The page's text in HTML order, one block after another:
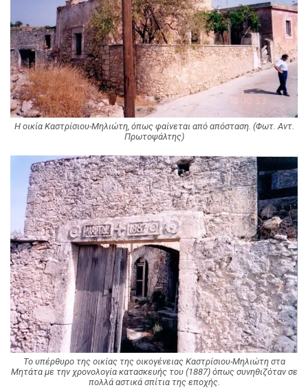
Η οικία Καστρίσιου-Μηλιώτη, όπως φαίνεται από απόσταση. (Φωτ. Αντ.
Πρωτοψάλτης)
Το υπέρθυρο της οικίας της οικογένειας Καστρίσιου-Μηλιώτη στα
Μητάτα με την χρονολογία κατασκευής του (1887) όπως συνηθιζόταν σε
πολλά αστικά σπίτια της εποχής.